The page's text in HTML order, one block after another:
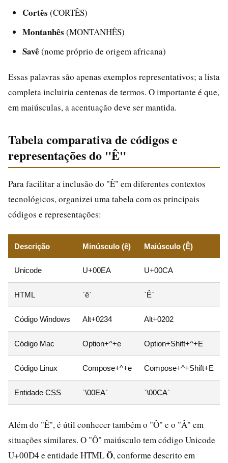
Cortês (CORTÊS)
Montanhês (MONTANHÊS)
Savê (nome próprio de origem africana)
Essas palavras são apenas exemplos representativos; a lista
completa incluiria centenas de termos. O importante é que,
em maiúsculas, a acentuação deve ser mantida.
Tabela comparativa de códigos e
representações do "Ê"
Para facilitar a inclusão do "Ê" em diferentes contextos
tecnológicos, organizei uma tabela com os principais
códigos e representações:
Descrição Minúsculo (ê) Maiúsculo (Ê)
Unicode U+00EA U+00CA
HTML `ê` `Ê`
Código Windows Alt+0234 Alt+0202
Código Mac Option+^+e Option+Shift+^+E
Código Linux Compose+^+e Compose+^+Shift+E
Entidade CSS `\00EA` `\00CA`
Além do "Ê", é útil conhecer também o "Ô" e o "Â" em
situações similares. O "Ô" maiúsculo tem código Unicode
U+00D4 e entidade HTMLÔ, conforme descrito em